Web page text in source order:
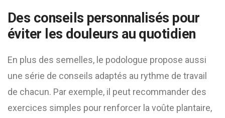
Des conseils personnalisés pour
éviter les douleurs au quotidien
En plus des semelles, le podologue propose aussi
une série de conseils adaptés au rythme de travail
de chacun. Par exemple, il peut recommander des
exercices simples pour renforcer la voûte plantaire,